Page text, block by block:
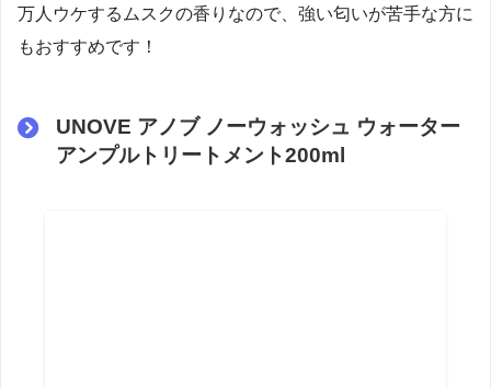
万人ウケするムスクの香りなので、強い匂いが苦手な方に
もおすすめです！
UNOVE アノブ ノーウォッシュ ウォーター
アンプルトリートメント200ml